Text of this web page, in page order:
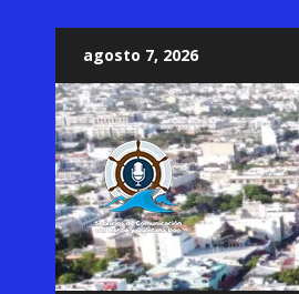
contenido
agosto 7, 2026